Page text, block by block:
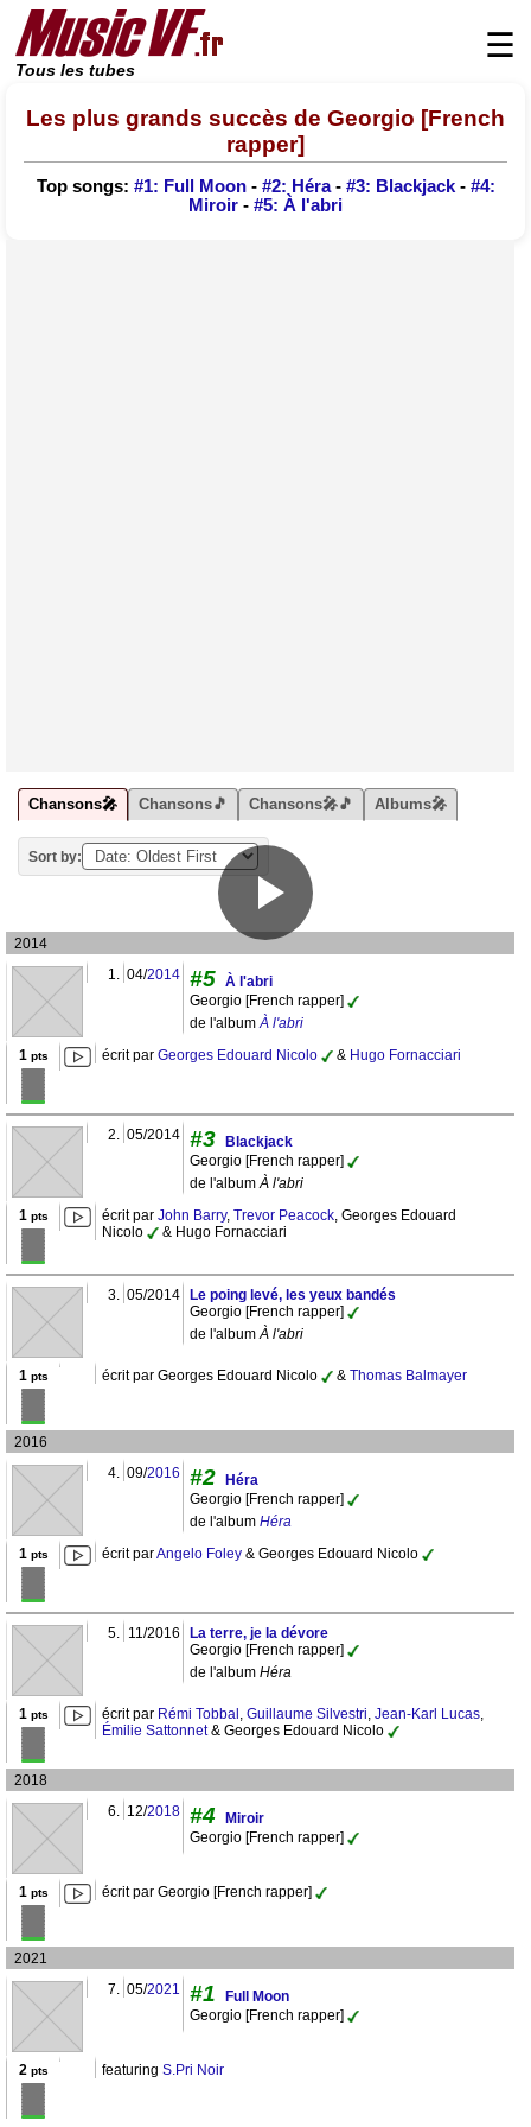
Tous les tubes
☰
Les plus grands succès de Georgio [French
rapper]
Top songs: #1: Full Moon- #2: Héra- #3: Blackjack- #4:
Miroir - #5: À l'abri
Chansons🎤 Chansons🎵 Chansons🎤🎵 Albums🎤
Sort by:
2014
1. 04/2014 #5 À l'abri
Georgio [French rapper]
de l'albumÀ l'abri
1 pts écrit par Georges Edouard Nicolo & Hugo Fornacciari
2. 05/2014 #3
Blackjack
Georgio [French rapper]
de l'albumÀ l'abri
1 pts écrit par John Barry, Trevor Peacock, Georges Edouard
Nicolo
& Hugo Fornacciari
3. 05/2014
Le poing levé, les yeux bandés
Georgio [French rapper]
de l'albumÀ l'abri
1 pts écrit par Georges Edouard Nicolo & Thomas Balmayer
2016
4. 09/2016 #2
Héra
Georgio [French rapper]
de l'album Héra
1 pts écrit parAngelo Foley & Georges Edouard Nicolo
5. 11/2016
La terre, je la dévore
Georgio [French rapper]
de l'album Héra
1 pts écrit par Rémi Tobbal , Guillaume Silvestri, Jean-Karl Lucas,
Émilie Sattonnet& Georges Edouard Nicolo
2018
6. 12/2018 #4
Miroir
Georgio [French rapper]
1 pts écrit par Georgio [French rapper]
2021
7. 05/2021 #1
Full Moon
Georgio [French rapper]
2 pts featuring S.Pri Noir